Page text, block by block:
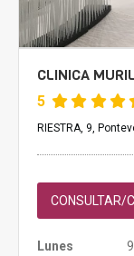
CLINICA
5
RIESTRA, 9,
CONSULTAR/
Lunes